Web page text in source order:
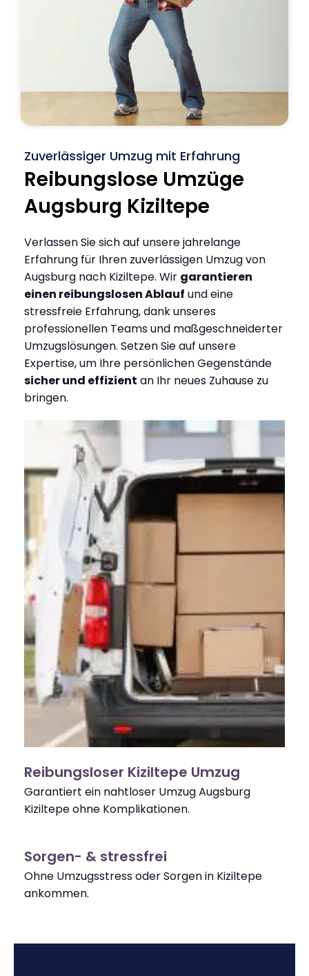
Zuverlässiger Umzug mit Erfahrung
Reibungslose Umzüge
Augsburg Kiziltepe
Verlassen Sie sich auf unsere jahrelange
Erfahrung für Ihren zuverlässigen Umzug von
Augsburg nach Kiziltepe. Wir garantieren
einen reibungslosen Ablauf und eine
stressfreie Erfahrung, dank unseres
professionellen Teams und maßgeschneiderter
Umzugslösungen. Setzen Sie auf unsere
Expertise, um Ihre persönlichen Gegenstände
sicher und effizient an Ihr neues Zuhause zu
bringen.
Reibungsloser Kiziltepe Umzug
Garantiert ein nahtloser Umzug Augsburg
Kiziltepe ohne Komplikationen.
Sorgen- & stressfrei
Ohne Umzugsstress oder Sorgen in Kiziltepe
ankommen.